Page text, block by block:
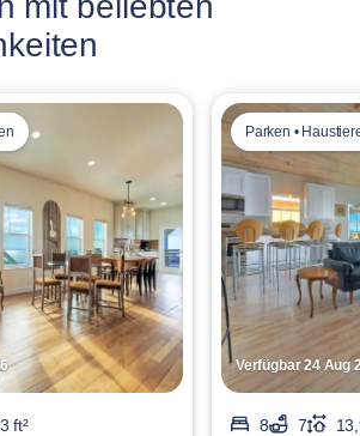
ft²
Verfügbar 24 Aug
Parken •
8 7